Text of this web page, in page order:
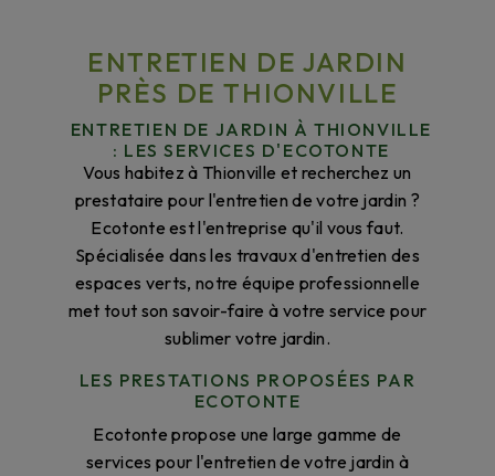
ENTRETIEN DE JARDIN
PRÈS DE THIONVILLE
ENTRETIEN DE JARDIN À THIONVILLE
: LES SERVICES D'ECOTONTE
Vous habitez à Thionville et recherchez un
prestataire pour l'entretien de votre jardin ?
Ecotonte est l'entreprise qu'il vous faut.
Spécialisée dans les travaux d'entretien des
espaces verts, notre équipe professionnelle
met tout son savoir-faire à votre service pour
sublimer votre jardin.
LES PRESTATIONS PROPOSÉES PAR
ECOTONTE
Ecotonte propose une large gamme de
services pour l'entretien de votre jardin à